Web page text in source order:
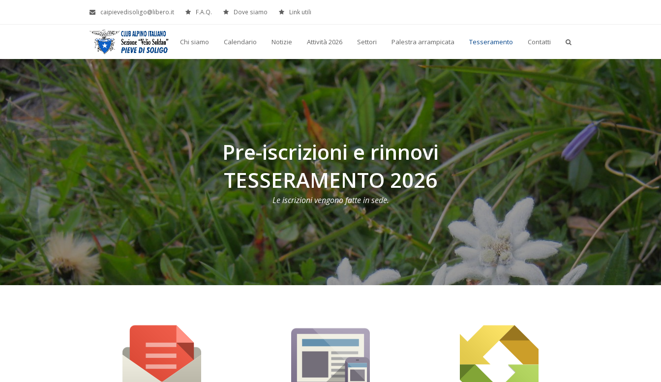
caipievedisoligo@libero.it F.A.Q. Dove siamo Link utili
Chi siamo Calendario Notizie Attività 2026 Settori Palestra arrampicata Tesseramento Contatti
Pre-iscrizioni e rinnovi
TESSERAMENTO 2026
Le iscrizioni vengono fatte in sede.